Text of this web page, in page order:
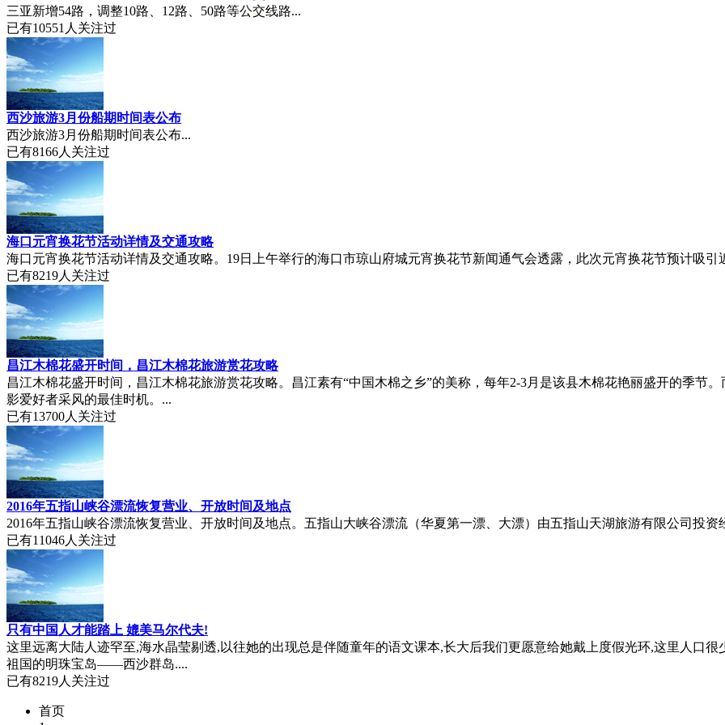
三亚新增54路，调整10路、12路、50路等公交线路...
已有10551 人关注过
西沙旅游3月份船期时间表公布
西沙旅游3月份船期时间表公布...
已有8166人关注过
海口元宵换花节活动详情及交通攻略
海口元宵换花节活动详情及交通攻略。19日上午举行的海口市琼山府城元宵换花节新闻通气会透露，此次元宵换花节预计吸引
已有8219人关注过
昌江木棉花盛开时间，昌江木棉花旅游赏花攻略
昌江木棉花盛开时间，昌江木棉花旅游赏花攻略。昌江素有“中国木棉之乡”的美称，每年2-3月是该县木棉花艳丽盛开的季节
影爱好者采风的最佳时机。...
已有13700人关注过
2016年五指山峡谷漂流恢复营业、开放时间及地点
2016年五指山峡谷漂流恢复营业、开放时间及地点。五指山大峡谷漂流（华夏第一漂、大漂）由五指山天湖旅游有限公司投
已有11046人关注过
只有中国人才能踏上 媲美马尔代夫!
这里远离大陆人迹罕至,海水晶莹剔透,以往她的出现总是伴随童年的语文课本,长大后我们更愿意给她戴上度假光环,这里人口
祖国的明珠宝岛——西沙群岛....
已有8219人关注过
首页